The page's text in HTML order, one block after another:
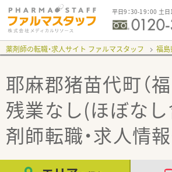
平日9：30-19：00 土日
薬剤師の転職・求人サイト ファルマスタッフ 福
耶麻郡猪苗代町（
残業なし(ほぼな
剤師転職・求人情